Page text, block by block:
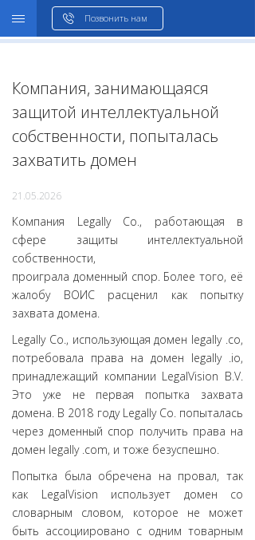
Позвонить нам
Компания, занимающаяся
защитой интеллектуальной
собственности, попыталась
захватить домен
21.05.2026
Компания Legally Co., работающая в
сфере защиты интеллектуальной
собственности,
проиграла доменный спор. Более того, её
жалобу ВОИС расценил как попытку
захвата домена.
Legally Co., использующая домен legally .co,
потребовала права на домен legally .io,
принадлежащий компании LegalVision B.V.
Это уже не первая попытка захвата
домена. В 2018 году Legally Co. попыталась
через доменный спор получить права на
домен legally .com, и тоже безуспешно.
Попытка была обречена на провал, так
как LegalVision использует домен со
словарным словом, которое не может
быть ассоциировано с одним товарным